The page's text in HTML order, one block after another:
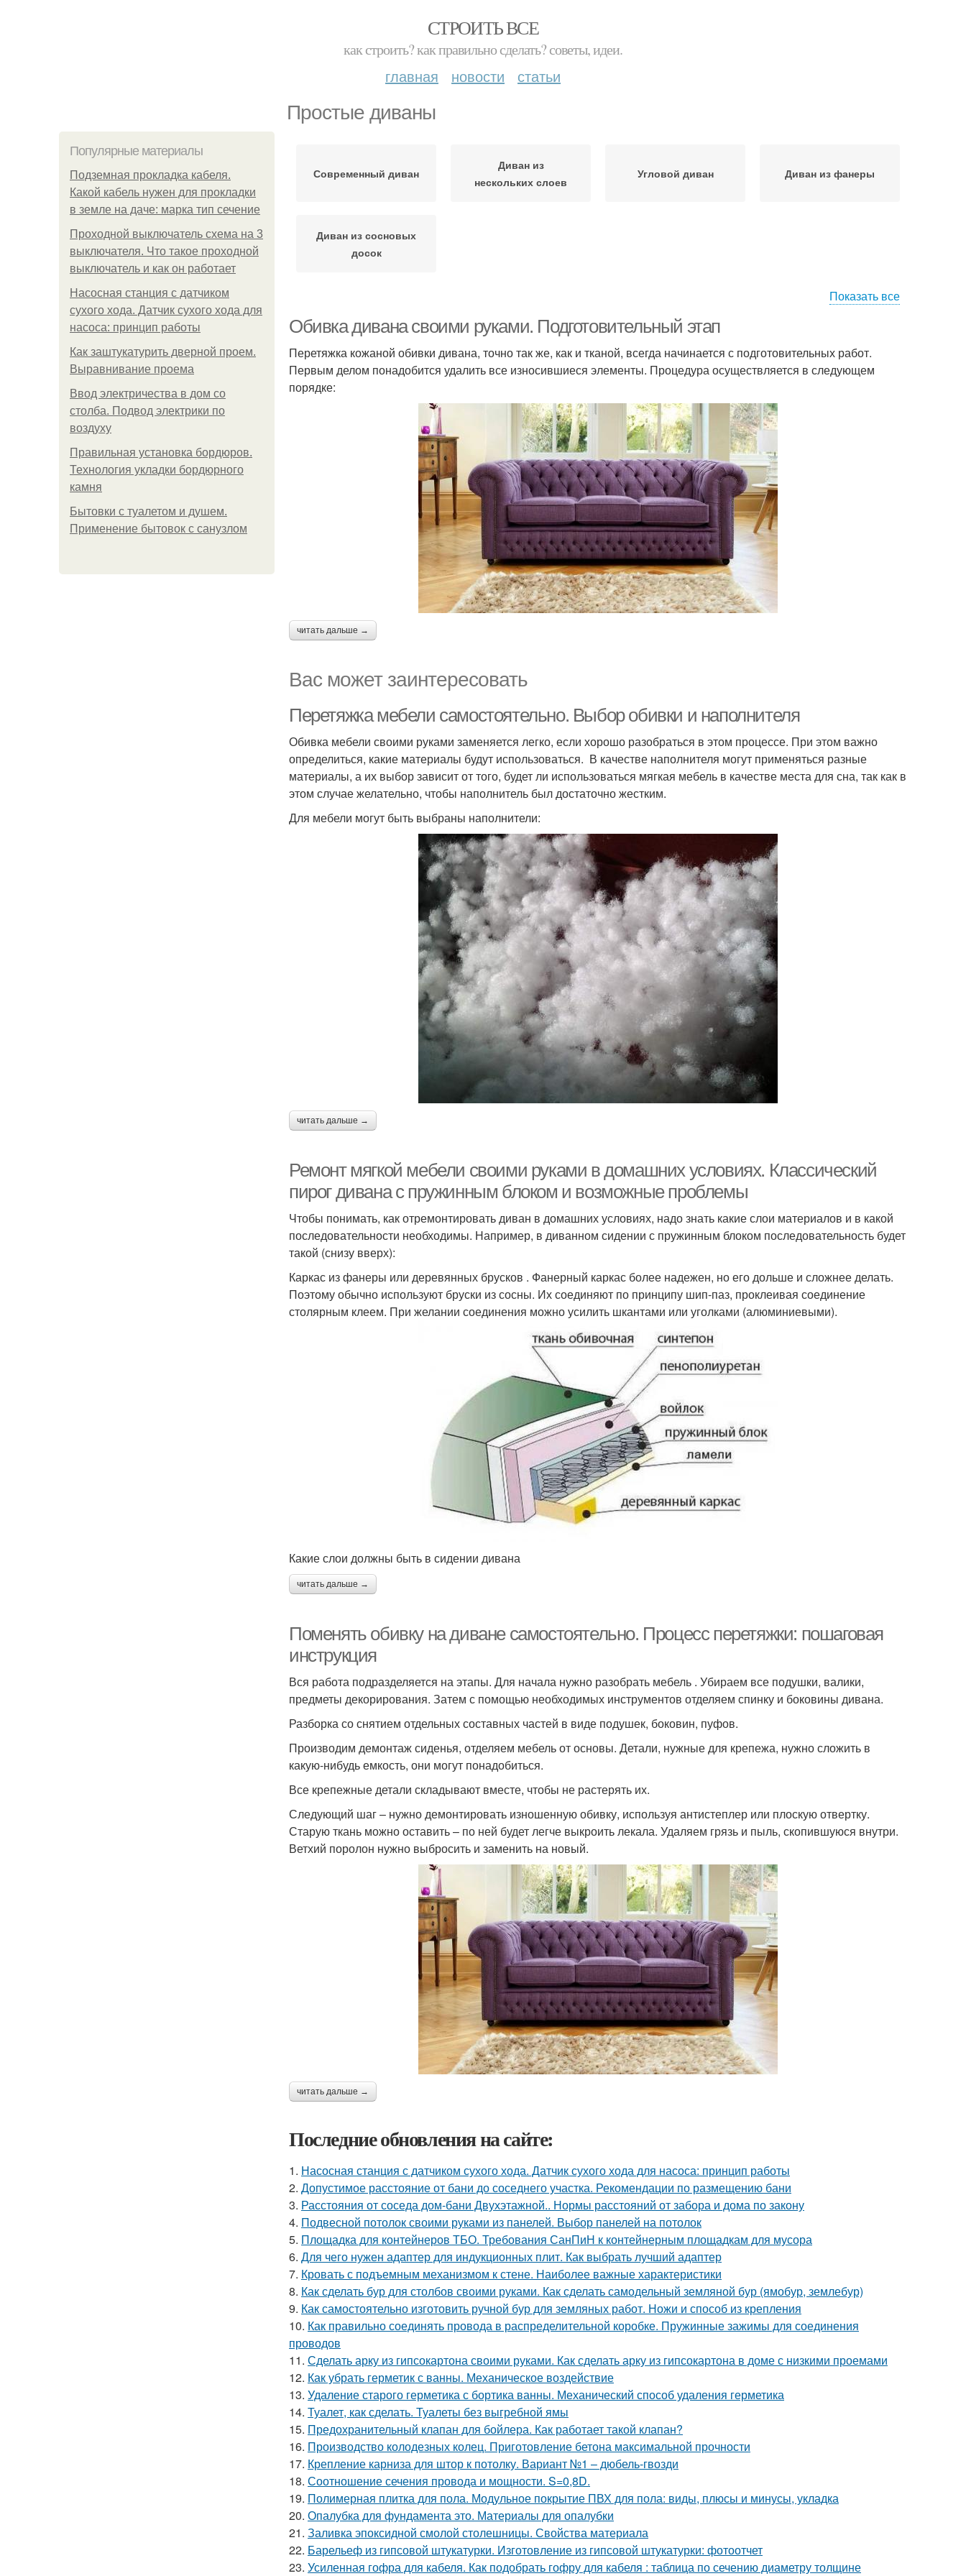
СТРОИТЬ ВСЕ
как строить? как правильно сделать? советы, идеи.
главная новости статьи
Простые диваны
Популярные материалы
Подземная прокладка кабеля.
Какой кабель нужен для прокладки
в земле на даче: марка тип сечение
Проходной выключатель схема на 3
выключателя. Что такое проходной
выключатель и как он работает
Насосная станция с датчиком
сухого хода. Датчик сухого хода для
насоса: принцип работы
Как заштукатурить дверной проем.
Выравнивание проема
Ввод электричества в дом со
столба. Подвод электрики по
воздуху
Правильная установка бордюров.
Технология укладки бордюрного
камня
Бытовки с туалетом и душем.
Применение бытовок с санузлом
Современный диван
Диван из
нескольких слоев
Угловой диван Диван из фанеры
Диван из сосновых
досок
Показать все
Обивка дивана своими руками. Подготовительный этап
Перетяжка кожаной обивки дивана, точно так же, как и тканой, всегда начинается с подготовительных работ.
Первым делом понадобится удалить все износившиеся элементы. Процедура осуществляется в следующем
порядке:
читать дальше →
Вас может заинтересовать
Перетяжка мебели самостоятельно. Выбор обивки и наполнителя
Обивка мебели своими руками заменяется легко, если хорошо разобраться в этом процессе. При этом важно
определиться, какие материалы будут использоваться. В качестве наполнителя могут применяться разные
материалы, а их выбор зависит от того, будет ли использоваться мягкая мебель в качестве места для сна, так как в
этом случае желательно, чтобы наполнитель был достаточно жестким.
Для мебели могут быть выбраны наполнители:
читать дальше →
Ремонт мягкой мебели своими руками в домашних условиях. Классический
пирог дивана с пружинным блоком и возможные проблемы
Чтобы понимать, как отремонтировать диван в домашних условиях, надо знать какие слои материалов и в какой
последовательности необходимы. Например, в диванном сидении с пружинным блоком последовательность будет
такой (снизу вверх):
Каркас из фанеры или деревянных брусков . Фанерный каркас более надежен, но его дольше и сложнее делать.
Поэтому обычно используют бруски из сосны. Их соединяют по принципу шип-паз, проклеивая соединение
столярным клеем. При желании соединения можно усилить шкантами или уголками (алюминиевыми).
Какие слои должны быть в сидении дивана
читать дальше →
Поменять обивку на диване самостоятельно. Процесс перетяжки: пошаговая
инструкция
Вся работа подразделяется на этапы. Для начала нужно разобрать мебель . Убираем все подушки, валики,
предметы декорирования. Затем с помощью необходимых инструментов отделяем спинку и боковины дивана.
Разборка со снятием отдельных составных частей в виде подушек, боковин, пуфов.
Производим демонтаж сиденья, отделяем мебель от основы. Детали, нужные для крепежа, нужно сложить в
какую-нибудь емкость, они могут понадобиться.
Все крепежные детали складывают вместе, чтобы не растерять их.
Следующий шаг – нужно демонтировать изношенную обивку, используя антистеплер или плоскую отвертку.
Старую ткань можно оставить – по ней будет легче выкроить лекала. Удаляем грязь и пыль, скопившуюся внутри.
Ветхий поролон нужно выбросить и заменить на новый.
читать дальше →
Последние обновления на сайте:
1. Насосная станция с датчиком сухого хода. Датчик сухого хода для насоса: принцип работы
2. Допустимое расстояние от бани до соседнего участка. Рекомендации по размещению бани
3. Расстояния от соседа дом-бани Двухэтажной.. Нормы расстояний от забора и дома по закону
4. Подвесной потолок своими руками из панелей. Выбор панелей на потолок
5. Площадка для контейнеров ТБО. Требования СанПиН к контейнерным площадкам для мусора
6. Для чего нужен адаптер для индукционных плит. Как выбрать лучший адаптер
7. Кровать с подъемным механизмом к стене. Наиболее важные характеристики
8. Как сделать бур для столбов своими руками. Как сделать самодельный земляной бур (ямобур, землебур)
9. Как самостоятельно изготовить ручной бур для земляных работ. Ножи и способ из крепления
10. Как правильно соединять провода в распределительной коробке. Пружинные зажимы для соединения
проводов
11. Сделать арку из гипсокартона своими руками. Как сделать арку из гипсокартона в доме с низкими проемами
12. Как убрать герметик с ванны. Механическое воздействие
13. Удаление старого герметика с бортика ванны. Механический способ удаления герметика
14. Туалет, как сделать. Туалеты без выгребной ямы
15. Предохранительный клапан для бойлера. Как работает такой клапан?
16. Производство колодезных колец. Приготовление бетона максимальной прочности
17. Крепление карниза для штор к потолку. Вариант №1 – дюбель-гвозди
18. Соотношение сечения провода и мощности. S=0,8D.
19. Полимерная плитка для пола. Модульное покрытие ПВХ для пола: виды, плюсы и минусы, укладка
20. Опалубка для фундамента это. Материалы для опалубки
21. Заливка эпоксидной смолой столешницы. Свойства материала
22. Барельеф из гипсовой штукатурки. Изготовление из гипсовой штукатурки: фотоотчет
23. Усиленная гофра для кабеля. Как подобрать гофру для кабеля : таблица по сечению диаметру толщине